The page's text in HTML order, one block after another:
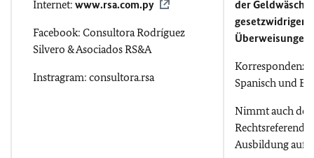
Internet: www.rsa.com.py
Facebook: Consultora Rodríguez
Silvero & Asociados RS&A
Instragram: consultora.rsa
der
gesetzwidriger
Überweisungen
Korrespondenz
Spanisch und
Nimmt auch
Ausbildung auf.